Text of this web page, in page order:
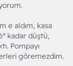
e aldım, kasa
kadar düştü,
Pompayı
göremezdim.